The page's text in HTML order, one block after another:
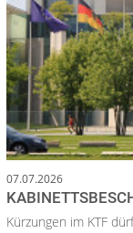
07.07.2026
Kürzungen im KTF